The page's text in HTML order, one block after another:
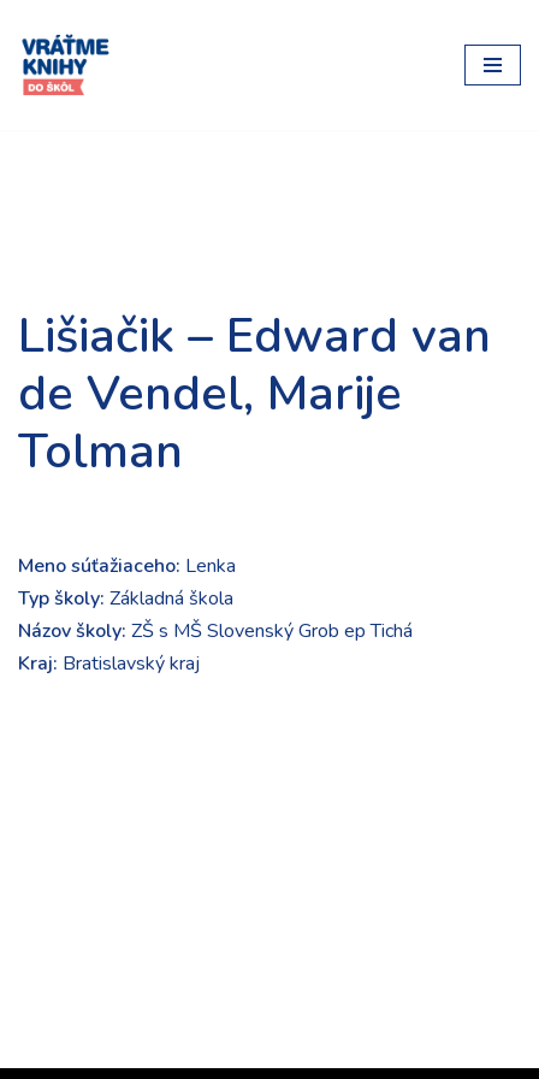
Preskočiť
na
Lišiačik – Edward van
de Vendel, Marije
Tolman
Meno súťažiaceho: Lenka
Typ školy: Základná škola
Názov školy: ZŠ s MŠ Slovenský Grob ep Tichá
Kraj: Bratislavský kraj